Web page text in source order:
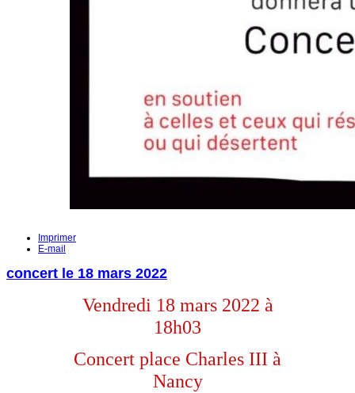
Imprimer
E-mail
concert le 18 mars 2022
Vendredi 18 mars 2022 à
18h03
Concert place Charles III à
Nancy